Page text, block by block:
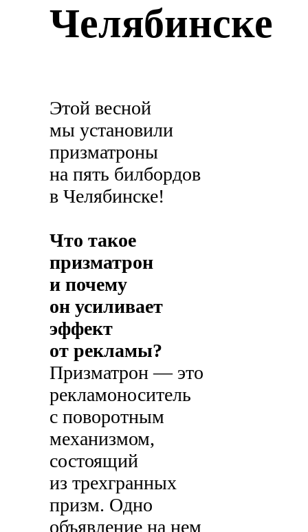
Челябинске
Этой весной
мы установили
призматроны
на пять билбордов
в Челябинске!
Что такое
призматрон
и почему
он усиливает
эффект
от рекламы?
Призматрон — это
рекламоноситель
с поворотным
механизмом,
состоящий
из трехгранных
призм. Одно
объявление на нем